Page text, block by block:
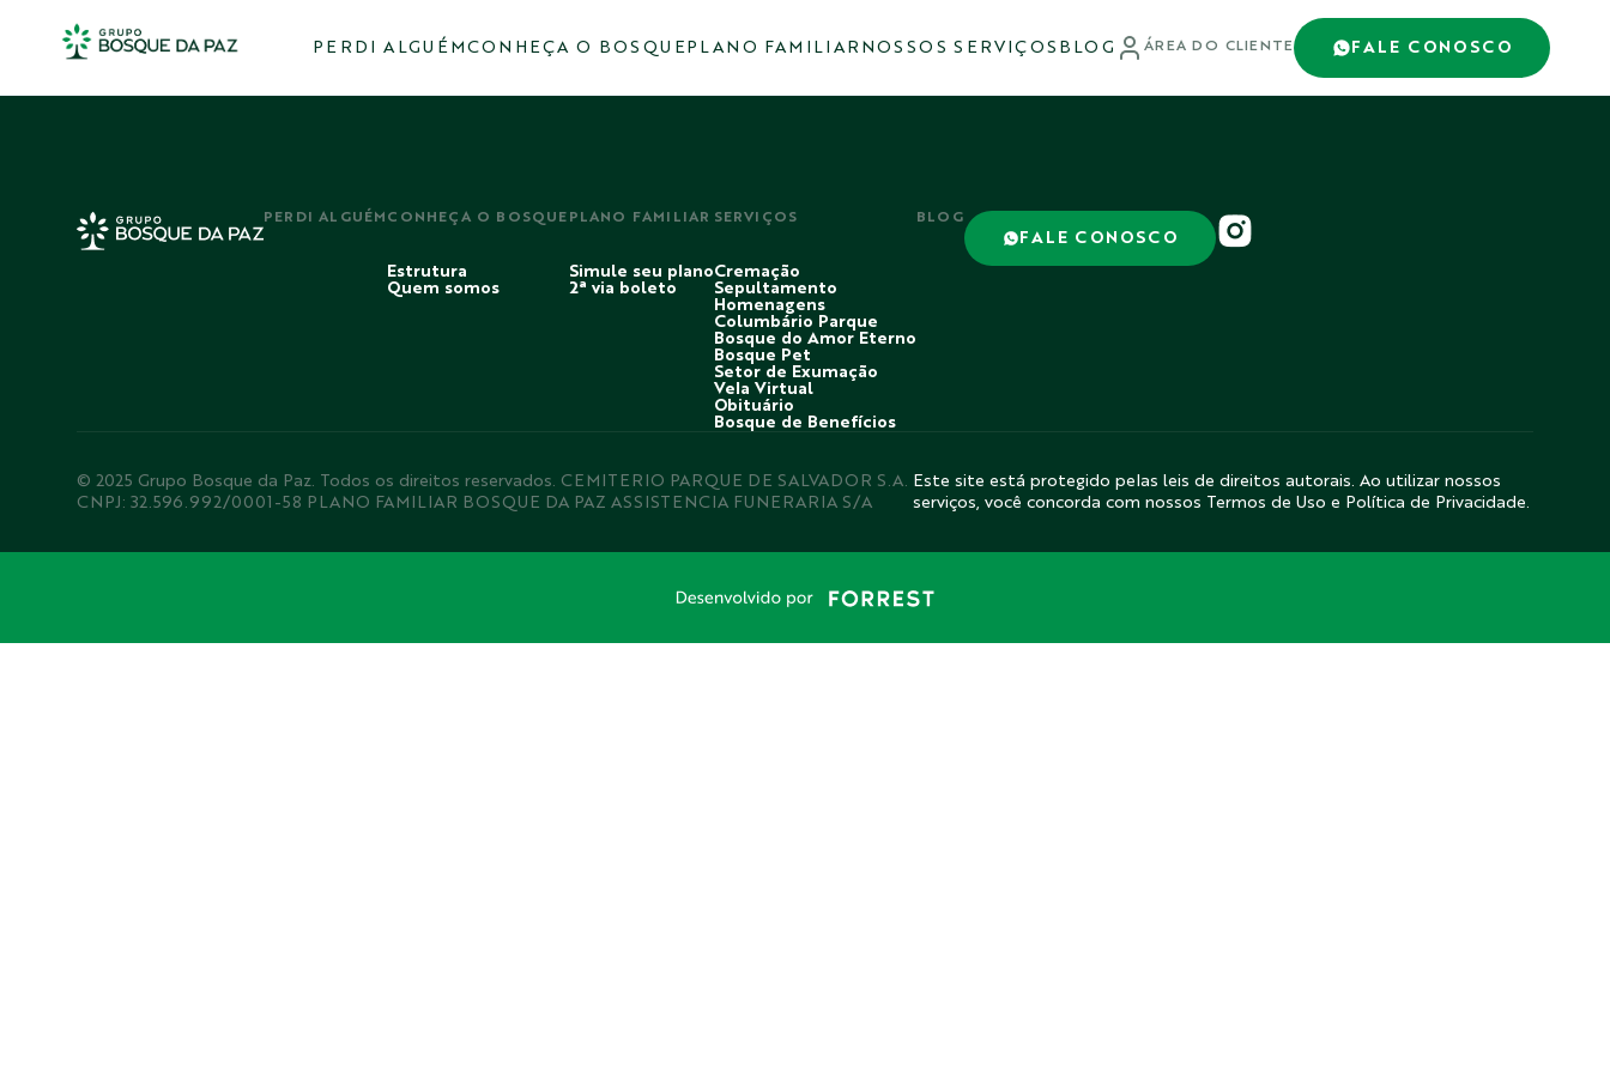
PERDI ALGUÉM CONHEÇA O BOSQUE PLANO FAMILIAR NOSSOS SERVIÇOS BLOG ÁREA DO CLIENTE FALE CONOSCO
PERDI ALGUÉM CONHEÇA O BOSQUE
Estrutura
Quem somos
PLANO FAMILIAR
Simule seu plano
2ª via boleto
SERVIÇOS
Cremação
Sepultamento
Homenagens
Columbário Parque
Bosque do Amor Eterno
Bosque Pet
Setor de Exumação
Vela Virtual
Obituário
Bosque de Benefícios
BLOG
FALE CONOSCO
© 2025 Grupo Bosque da Paz. Todos os direitos reservados. CEMITERIO PARQUE DE SALVADOR S.A.
CNPJ: 32.596.992/0001-58 PLANO FAMILIAR BOSQUE DA PAZ ASSISTENCIA FUNERARIA S/A
Este site está protegido pelas leis de direitos autorais. Ao utilizar nossos
serviços, você concorda com nossos Termos de Uso e Política de Privacidade.